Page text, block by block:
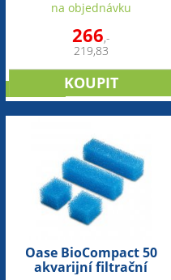
na objednávku
266,-
219,83
Oase BioCompact 50
akvarijní filtrační